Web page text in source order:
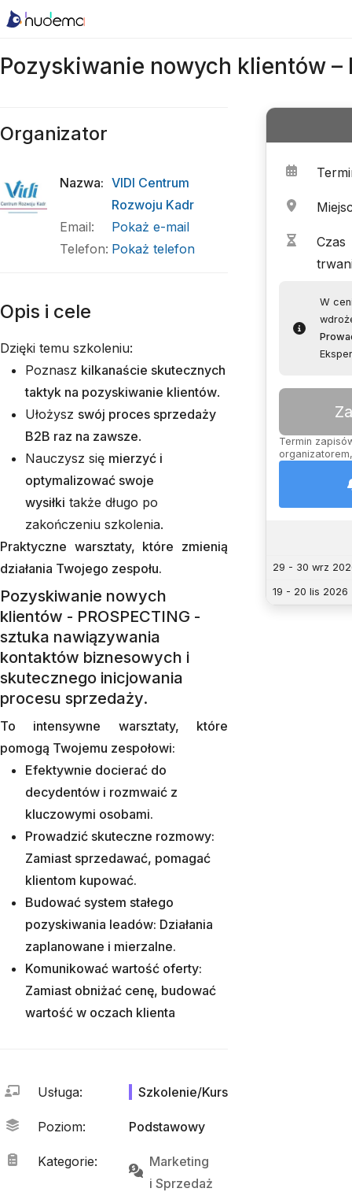
Pozyskiwanie nowych klientów –
Czas
W
Termin
29 - 30 wrz
19 - 20 lis 2026
Organizator
Nazwa: VIDI Centrum
Rozwoju Kadr
Email:
Pokaż e-mail
Telefon: Pokaż telefon
Opis i cele
Dzięki temu szkoleniu:
Poznasz kilkanaście skutecznych
taktyk na pozyskiwanie klientów.
Ułożysz swój proces sprzedaży
B2B raz na zawsze.
Nauczysz się mierzyć i
optymalizować swoje
wysiłki także długo po
zakończeniu szkolenia.
Praktyczne warsztaty, które zmienią
działania Twojego zespołu.
Pozyskiwanie nowych
klientów - PROSPECTING -
sztuka nawiązywania
kontaktów biznesowych i
skutecznego inicjowania
procesu sprzedaży.
To intensywne warsztaty, które
pomogą Twojemu zespołowi:
Efektywnie docierać do
decydentów i rozmwaić z
kluczowymi osobami.
Prowadzić skuteczne rozmowy:
Zamiast sprzedawać, pomagać
klientom kupować.
Budować system stałego
pozyskiwania leadów: Działania
zaplanowane i mierzalne.
Komunikować wartość oferty:
Zamiast obniżać cenę, budować
wartość w oczach klienta
Usługa: Szkolenie/Kurs
Poziom: Podstawowy
Kategorie:
Marketing
i Sprzedaż